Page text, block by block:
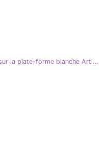
Chaussures ouvertes en cuir naturel sur la plate-forme blanche Artiker 56C2101